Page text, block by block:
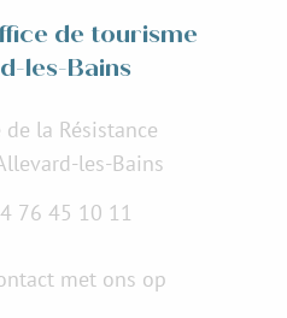
de tourisme
les-Bains
de la Résistance
les-Bains
76 45 10 11
met ons op